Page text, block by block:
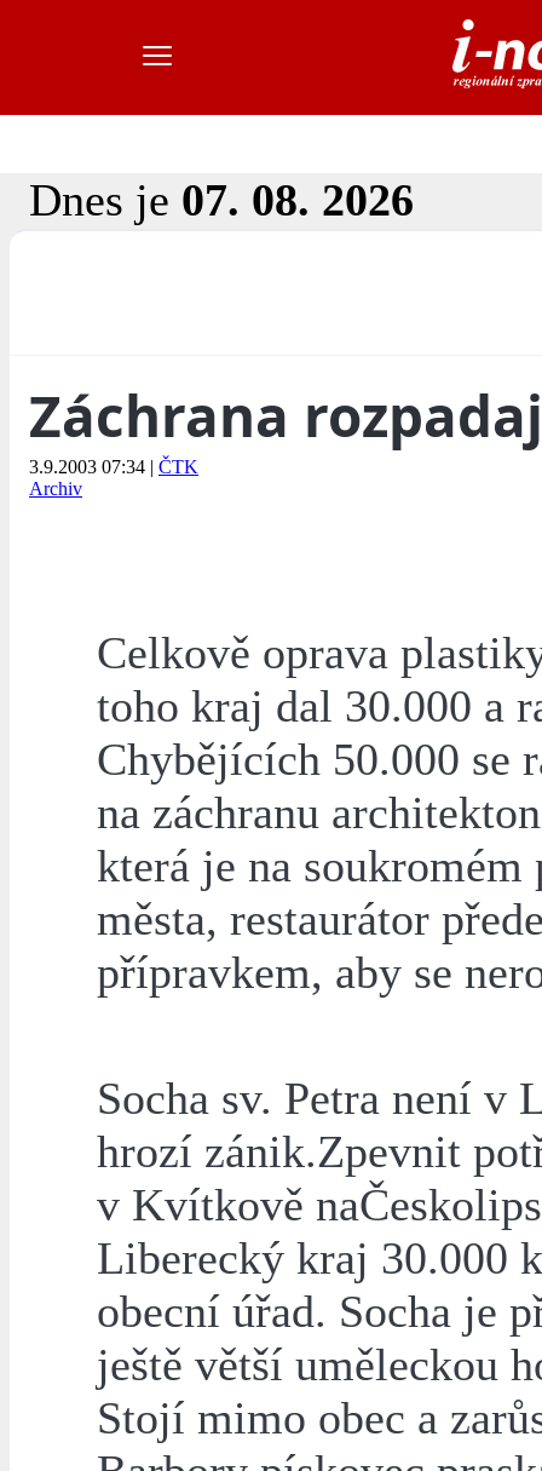
Dnes je 07. 08. 2026
Záchrana
3.9.2003 07:34 | ČTK
Archiv
Celkově oprava
toho kraj dal 30.000 a
Chybějících 50.000 se
na záchranu
která je na
města, restaurátor
přípravkem, aby se
Socha sv. Petra není
hrozí zánik.Zpevnit
v Kvítkově
Liberecký kraj 30.000
obecní úřad. Socha je
ještě větší uměleckou
Stojí mimo obec a